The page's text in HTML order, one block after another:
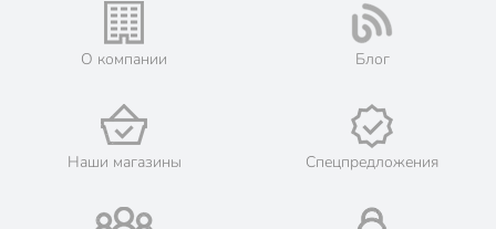
его онлайн на официальном сайте сети магазинов Порядок.
💳 Оплата: онлайн на сайте интернет-гипермаркета или
🛍 Скидки, акции, распродажи каждый день!
📜 Только оригинальная продукция. Интернет-гипермаркет
Порядок - официальный представитель ведущих мировых
марок.
О компании Блог
Наши магазины Спецпредложения